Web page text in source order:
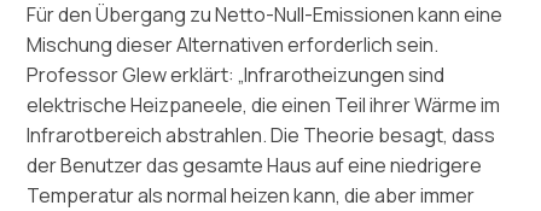
Für den Übergang zu Netto-Null-Emissionen kann eine
Mischung dieser Alternativen erforderlich sein.
Professor Glew erklärt: „Infrarotheizungen sind
elektrische Heizpaneele, die einen Teil ihrer Wärme im
Infrarotbereich abstrahlen. Die Theorie besagt, dass
der Benutzer das gesamte Haus auf eine niedrigere
Temperatur als normal heizen kann, die aber immer